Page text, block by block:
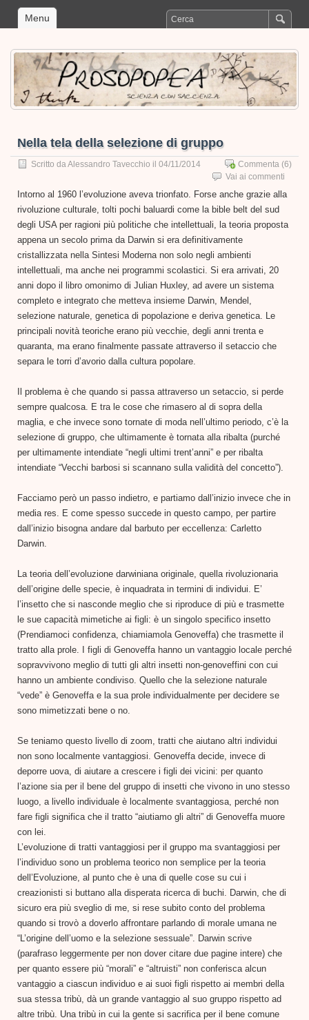
Menu
Nella tela della selezione di gruppo
Scritto da Alessandro Tavecchio il 04/11/2014 Commenta (6)
Vai ai commenti
Intorno al 1960 l’evoluzione aveva trionfato. Forse anche grazie alla
rivoluzione culturale, tolti pochi baluardi come la bible belt del sud
degli USA per ragioni più politiche che intellettuali, la teoria proposta
appena un secolo prima da Darwin si era definitivamente
cristallizzata nella Sintesi Moderna non solo negli ambienti
intellettuali, ma anche nei programmi scolastici. Si era arrivati, 20
anni dopo il libro omonimo di Julian Huxley, ad avere un sistema
completo e integrato che metteva insieme Darwin, Mendel,
selezione naturale, genetica di popolazione e deriva genetica. Le
principali novità teoriche erano più vecchie, degli anni trenta e
quaranta, ma erano finalmente passate attraverso il setaccio che
separa le torri d’avorio dalla cultura popolare.
Il problema è che quando si passa attraverso un setaccio, si perde
sempre qualcosa. E tra le cose che rimasero al di sopra della
maglia, e che invece sono tornate di moda nell’ultimo periodo, c’è la
selezione di gruppo, che ultimamente è tornata alla ribalta (purché
per ultimamente intendiate “negli ultimi trent’anni” e per ribalta
intendiate “Vecchi barbosi si scannano sulla validità del concetto”).
Facciamo però un passo indietro, e partiamo dall’inizio invece che in
media res. E come spesso succede in questo campo, per partire
dall’inizio bisogna andare dal barbuto per eccellenza: Carletto
Darwin.
La teoria dell’evoluzione darwiniana originale, quella rivoluzionaria
dell’origine delle specie, è inquadrata in termini di individui. E’
l’insetto che si nasconde meglio che si riproduce di più e trasmette
le sue capacità mimetiche ai figli: è un singolo specifico insetto
(Prendiamoci confidenza, chiamiamola Genoveffa) che trasmette il
tratto alla prole. I figli di Genoveffa hanno un vantaggio locale perché
sopravvivono meglio di tutti gli altri insetti non-genoveffini con cui
hanno un ambiente condiviso. Quello che la selezione naturale
“vede” è Genoveffa e la sua prole individualmente per decidere se
sono mimetizzati bene o no.
Se teniamo questo livello di zoom, tratti che aiutano altri individui
non sono localmente vantaggiosi. Genoveffa decide, invece di
deporre uova, di aiutare a crescere i figli dei vicini: per quanto
l’azione sia per il bene del gruppo di insetti che vivono in uno stesso
luogo, a livello individuale è localmente svantaggiosa, perché non
fare figli significa che il tratto “aiutiamo gli altri” di Genoveffa muore
con lei.
L’evoluzione di tratti vantaggiosi per il gruppo ma svantaggiosi per
l’individuo sono un problema teorico non semplice per la teoria
dell’Evoluzione, al punto che è una di quelle cose su cui i
creazionisti si buttano alla disperata ricerca di buchi. Darwin, che di
sicuro era più sveglio di me, si rese subito conto del problema
quando si trovò a doverlo affrontare parlando di morale umana ne
“L’origine dell’uomo e la selezione sessuale”. Darwin scrive
(parafraso leggermente per non dover citare due pagine intere) che
per quanto essere più “morali” e “altruisti” non conferisca alcun
vantaggio a ciascun individuo e ai suoi figli rispetto ai membri della
sua stessa tribù, dà un grande vantaggio al suo gruppo rispetto ad
altre tribù. Una tribù in cui la gente si sacrifica per il bene comune